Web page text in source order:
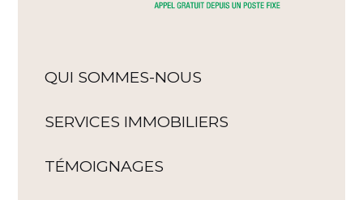
QUI SOMMES-NOUS
SERVICES IMMOBILIERS
TÉMOIGNAGES